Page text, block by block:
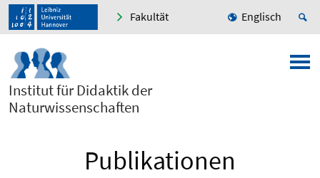
Fakultät Englisch
Institut für Didaktik der
Naturwissenschaften
Publikationen